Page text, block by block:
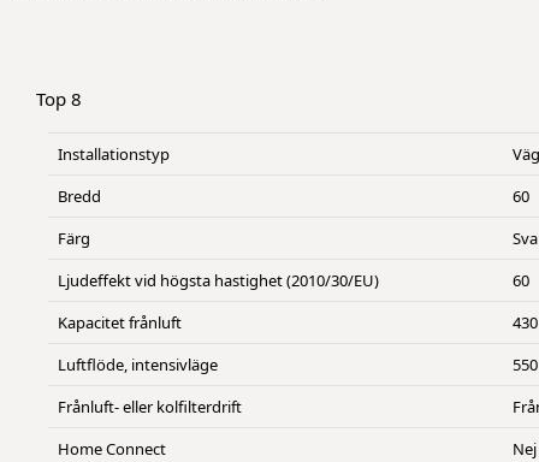
Top 8
Installationstyp
Bredd
60
Färg
Ljudeffekt vid högsta hastighet (2010/30/EU)
60
Kapacitet frånluft
430
Luftflöde, intensivläge
550
Frånluft- eller kolfilterdrift
Home Connect
Nej